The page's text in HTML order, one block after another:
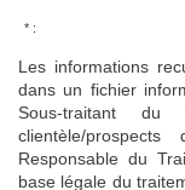
* :
Les informations
dans un fichier
Sous-traitant
clientèle/
Responsable du
base légale du